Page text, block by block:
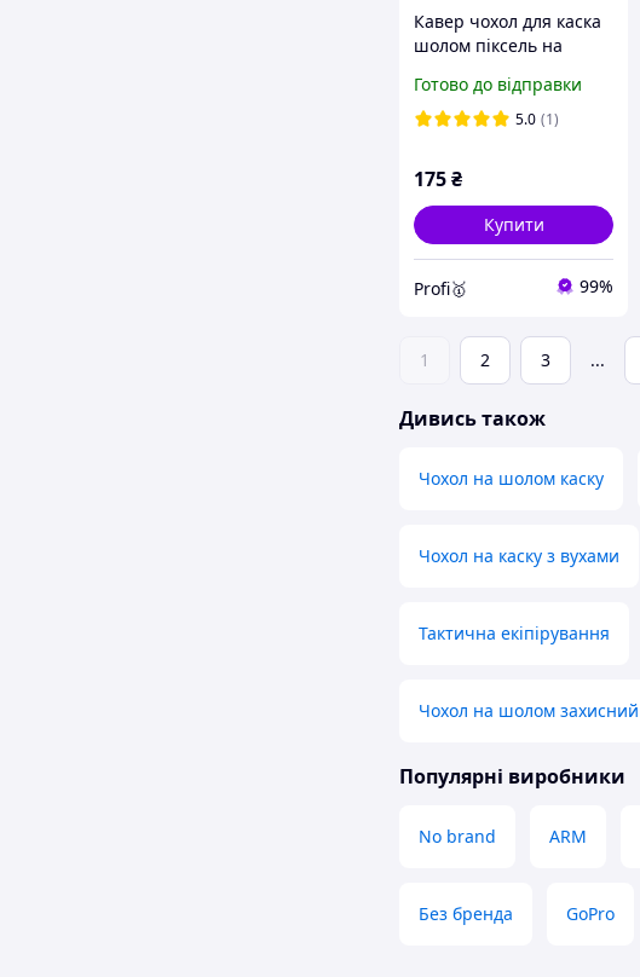
Кавер чохол для каска
шолом піксель на
чохол на шолом
Готово до відправки
5.0 (1)
175₴
Купити
Profi🥇 99%
1 2 3 ...
Дивись також
Чохол на шолом каску
Чохол на каску з вухами
Тактична екіпірування
Чохол на шолом захисний
Популярні виробники
No brand ARM
Без бренда GoPro